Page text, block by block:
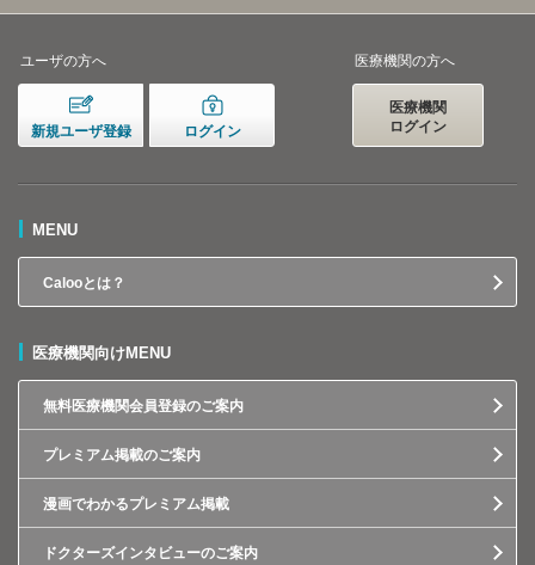
ユーザの方へ
新規ユーザ登録 ログイン
医療機関の方へ
医療機関
ログイン
MENU
Calooとは？
医療機関向けMENU
無料医療機関会員登録のご案内
プレミアム掲載のご案内
漫画でわかるプレミアム掲載
ドクターズインタビューのご案内